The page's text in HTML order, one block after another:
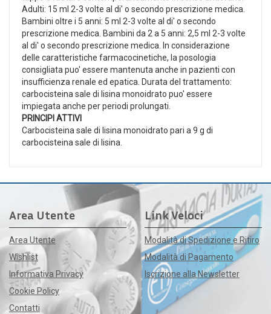
Adulti: 15 ml 2-3 volte al di' o secondo prescrizione medica.
Bambini oltre i 5 anni: 5 ml 2-3 volte al di' o secondo
prescrizione medica. Bambini da 2 a 5 anni: 2,5 ml 2-3 volte
al di' o secondo prescrizione medica. In considerazione
delle caratteristiche farmacocinetiche, la posologia
consigliata puo' essere mantenuta anche in pazienti con
insufficienza renale ed epatica. Durata del trattamento:
carbocisteina sale di lisina monoidrato puo' essere
impiegata anche per periodi prolungati.
PRINCIPI ATTIVI
Carbocisteina sale di lisina monoidrato pari a 9 g di
carbocisteina sale di lisina.
Area Utente
Area Utente
Wishlist
Informativa Privacy
Cookie Policy
Contatti
Link Veloci
Modalità di Spedizione e Ritiro
Modalità di Pagamento
Iscrizione alla Newsletter